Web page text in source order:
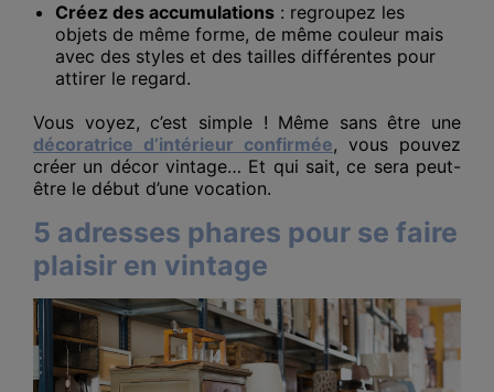
Créez des accumulations : regroupez les
objets de même forme, de même couleur mais
avec des styles et des tailles différentes pour
attirer le regard.
Vous voyez, c’est simple ! Même sans être une
décoratrice d’intérieur confirmée, vous pouvez
créer un décor vintage… Et qui sait, ce sera peut-
être le début d’une vocation.
5 adresses phares pour se faire
plaisir en vintage